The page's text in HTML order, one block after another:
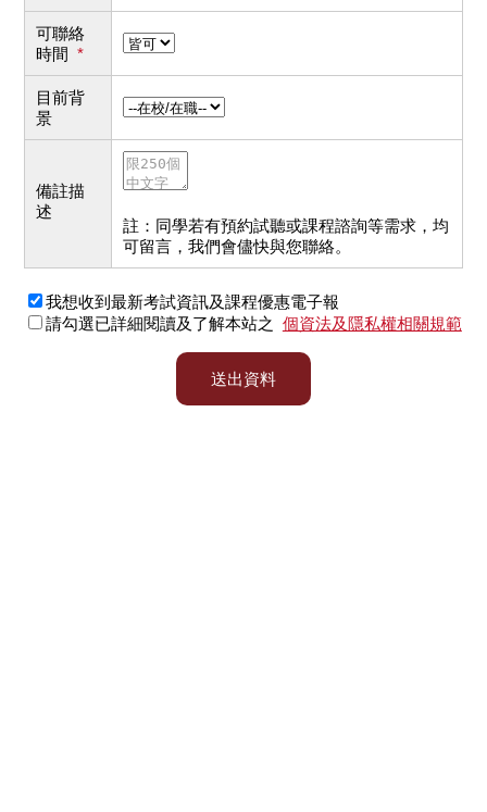
可聯絡
時間 *
目前背
景
備註描
述
註：同學若有預約試聽或課程諮詢等需求，均
可留言，我們會儘快與您聯絡。
我想收到最新考試資訊及課程優惠電子報
請勾選已詳細閱讀及了解本站之 個資法及隱私權相關規範
送出資料